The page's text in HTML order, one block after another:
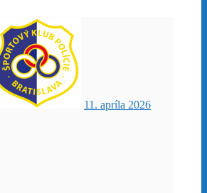
11. apríla 2026